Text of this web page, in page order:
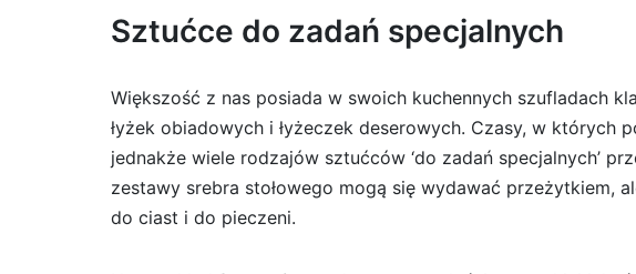
Sztućce do zadań specjalnych
Większość z nas posiada w swoich kuchennych szufladach
łyżek obiadowych i łyżeczek deserowych. Czasy, w których
jednakże wiele rodzajów sztućców ‘do zadań specjalnych’
zestawy srebra stołowego mogą się wydawać przeżytkiem,
do ciast i do pieczeni.